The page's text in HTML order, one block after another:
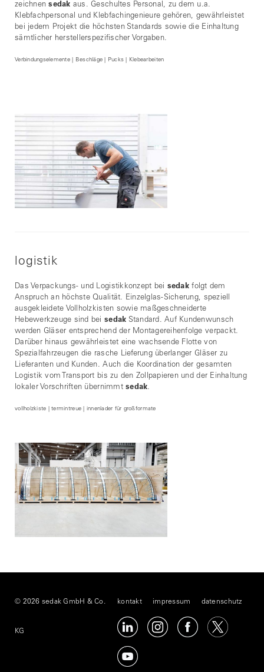
zeichnensedak aus. Geschultes Personal, zu dem u.a.
Klebfachpersonal und Klebfachingenieure gehören, gewährleistet
bei jedem Projekt die höchsten Standards sowie die Einhaltung
sämtlicher herstellerspezifischer Vorgaben.
Verbindungselemente | Beschläge | Pucks | Klebearbeiten
logistik
Das Verpackungs- und Logistikkonzept bei sedakfolgt dem
Anspruch an höchste Qualität. Einzelglas-Sicherung, speziell
ausgekleidete Vollholzkisten sowie maßgeschneiderte
Hebewerkzeuge sind bei sedak Standard. Auf Kundenwunsch
werden Gläser entsprechend der Montagereihenfolge verpackt.
Darüber hinaus gewährleistet eine wachsende Flotte von
Spezialfahrzeugen die rasche Lieferung überlanger Gläser zu
Lieferanten und Kunden. Auch die Koordination der gesamten
Logistik vom Transport bis zu den Zollpapieren und der Einhaltung
lokaler Vorschriften übernimmtsedak.
vollholzkiste | termintreue | innenlader für großformate
© 2026 sedak GmbH & Co.
KG
kontakt impressum datenschutz